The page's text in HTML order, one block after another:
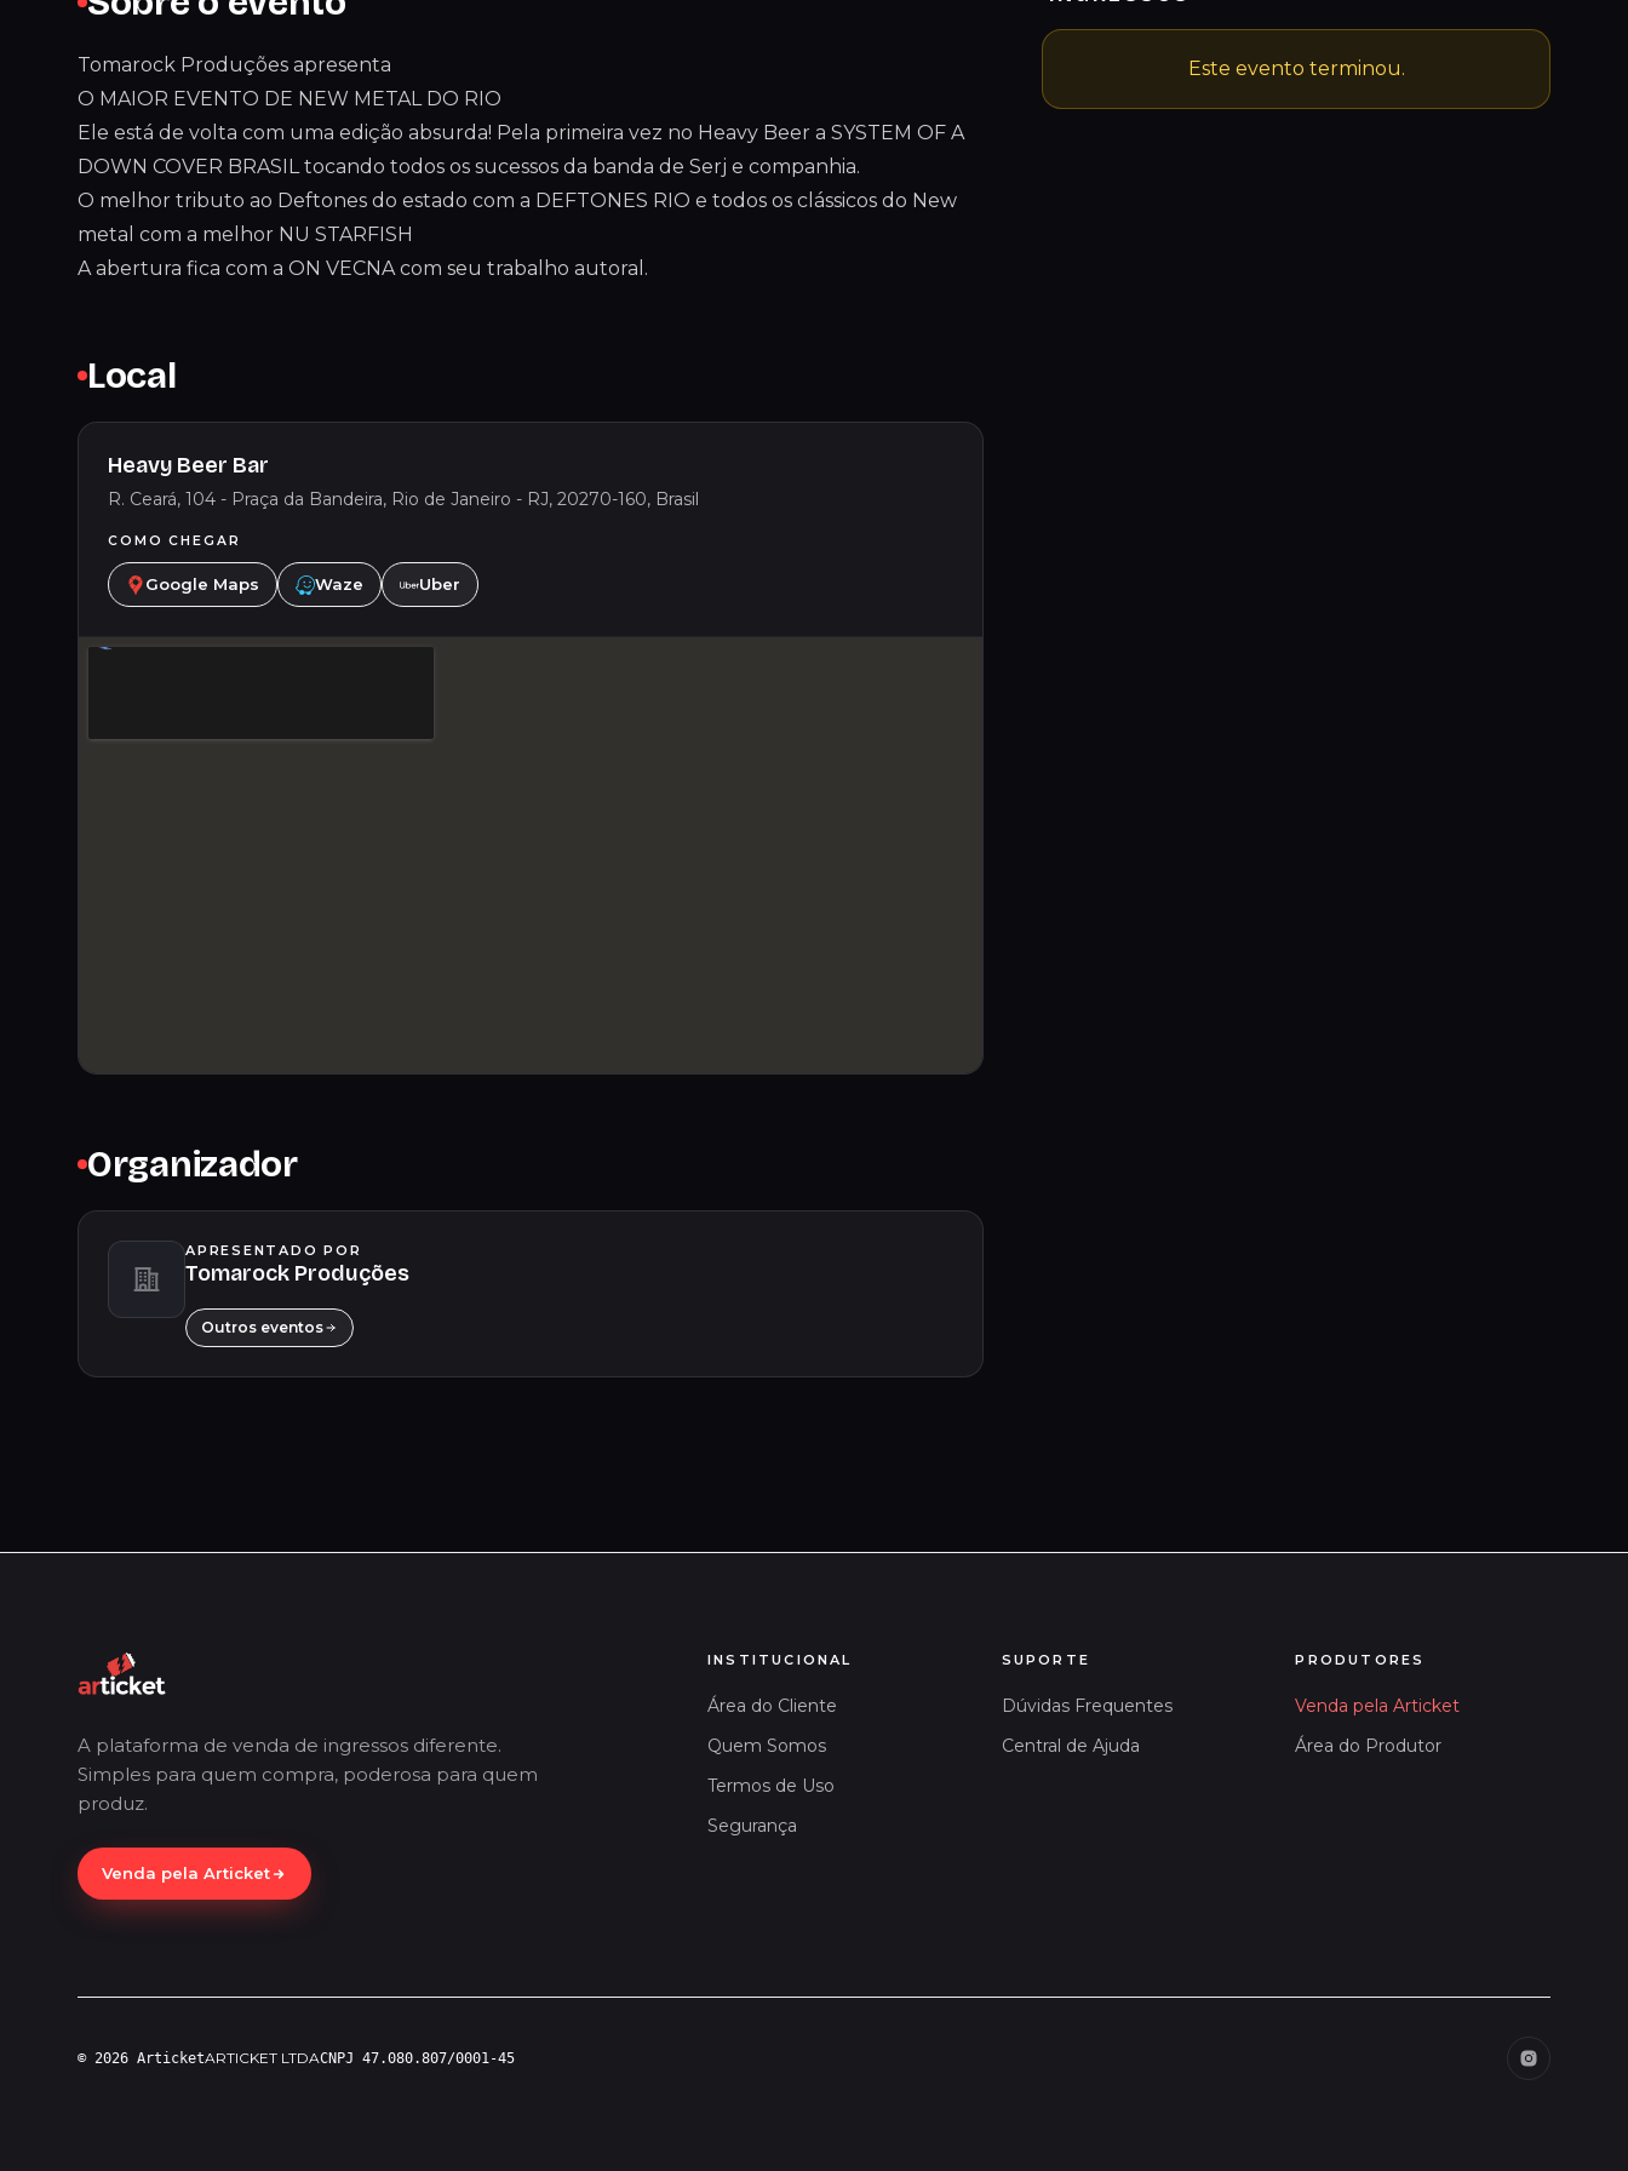
Tomarock Produções apresenta
O MAIOR EVENTO DE NEW METAL DO RIO
Ele está de volta com uma edição absurda! Pela primeira vez no Heavy Beer a SYSTEM OF A
DOWN COVER BRASIL tocando todos os sucessos da banda de Serj e companhia.
O melhor tributo ao Deftones do estado com a DEFTONES RIO e todos os clássicos do New
metal com a melhor NU STARFISH
A abertura fica com a ON VECNA com seu trabalho autoral.
Local
Heavy Beer Bar
R. Ceará, 104 - Praça da Bandeira, Rio de Janeiro - RJ, 20270-160, Brasil
COMO CHEGAR
Google Maps Waze Uber
Organizador
APRESENTADO POR
Tomarock Produções
Outros eventos
Este evento terminou.
A plataforma de venda de ingressos diferente.
Simples para quem compra, poderosa para quem
produz.
Venda pela Articket
INSTITUCIONAL
Área do Cliente
Quem Somos
Termos de Uso
Segurança
SUPORTE
Dúvidas Frequentes
Central de Ajuda
PRODUTORES
Venda pela Articket
Área do Produtor
© 2026 ArticketARTICKET LTDACNPJ 47.080.807/0001-45